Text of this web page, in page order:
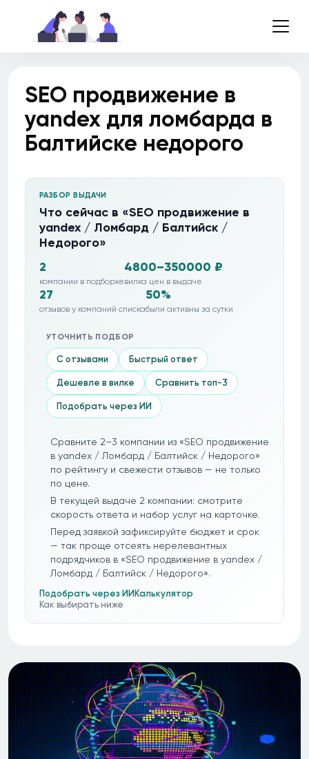
SEO продвижение в
yandex для ломбарда в
Балтийске недорого
РАЗБОР ВЫДАЧИ
Что сейчас в «SEO продвижение в
yandex / Ломбард / Балтийск /
Недорого»
2
компании в подборке
4800–350000 ₽
вилка цен в выдаче
27
отзывов у компаний списка
50%
были активны за сутки
УТОЧНИТЬ ПОДБОР
С отзывами Быстрый ответ
Дешевле в вилке Сравнить топ-3
Подобрать через ИИ
Сравните 2–3 компании из «SEO продвижение
в yandex / Ломбард / Балтийск / Недорого»
по рейтингу и свежести отзывов — не только
по цене.
В текущей выдаче 2 компании: смотрите
скорость ответа и набор услуг на карточке.
Перед заявкой зафиксируйте бюджет и срок
— так проще отсеять нерелевантных
подрядчиков в «SEO продвижение в yandex /
Ломбард / Балтийск / Недорого».
Подобрать через ИИ Калькулятор
Как выбирать ниже